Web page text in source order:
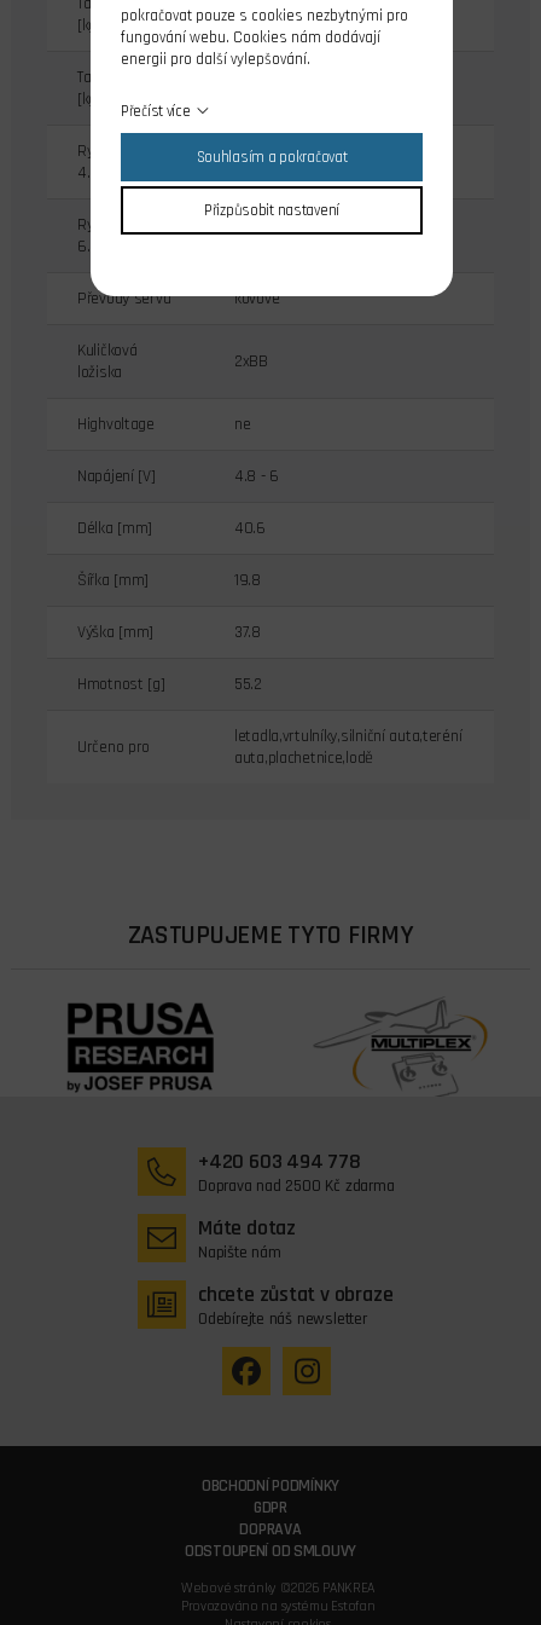
[kg/cm]
5.5
Tah při 6.0V
[kg/cm]
Rychlost při
4.8V [s/60st.]
0.18
Rychlost při
6.0V [s/60st.]
0.15
Převody serva kovové
Kuličková
ložiska
2xBB
Highvoltage ne
Napájení [V] 4.8 - 6
Délka [mm] 40.6
Šířka [mm] 19.8
Výška [mm] 37.8
Hmotnost [g] 55.2
Určeno pro
letadla,vrtulníky,silniční auta,teréní
auta,plachetnice,lodě
ZASTUPUJEME TYTO FIRMY
+420 603 494 778
Doprava nad 2500 Kč zdarma
Máte dotaz
Napište nám
chcete zůstat v obraze
Odebírejte náš newsletter
OBCHODNÍ PODMÍNKY
GDPR
DOPRAVA
ODSTOUPENÍ OD SMLOUVY
Webové stránky ©2026 PANKREA
Provozováno na systému Estofan
pokračovat pouze s cookies nezbytnými pro
fungování webu. Cookies nám dodávají
energii pro další vylepšování.
Přečíst více
Souhlasím a pokračovat
Přizpůsobit nastavení